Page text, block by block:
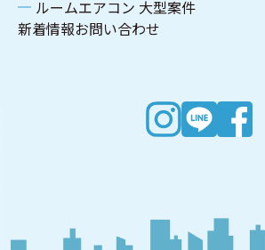
ルームエアコン 大型案件
新着情報お問い合わせ